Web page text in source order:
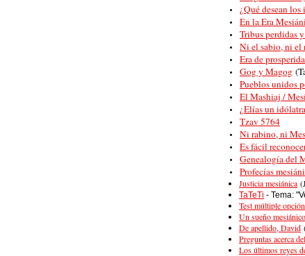
¿Qué desean los
En la Era
Tribus perdidas
Ni el sabio, ni el
Era de
Gog y Magog
Pueblos unidos
El Mashiaj /
¿Elías un
Tzav 5764
Ni rabino, ni
Es fácil
Genealogía del
Profecías
Justicia mesiánica
TaTeTi - Tema:
Test múltiple opción
Un sueño mesiánico
De apellido, David
Preguntas acerca
Los últimos reyes